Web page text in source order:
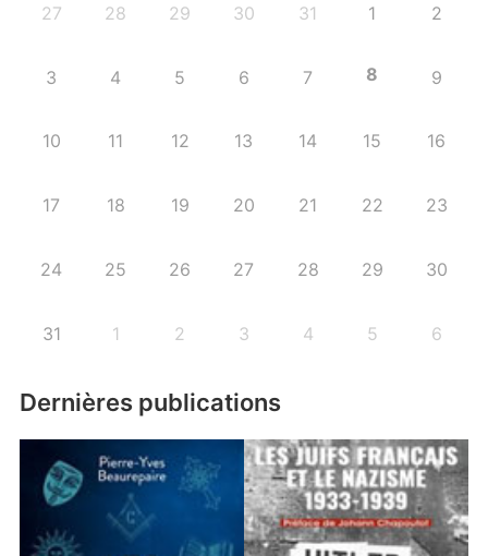
27 28 29 30 31 1 2
3 4 5 6 7 8 9
10 11 12 13 14 15 16
17 18 19 20 21 22 23
24 25 26 27 28 29 30
31 1 2 3 4 5 6
Dernières publications